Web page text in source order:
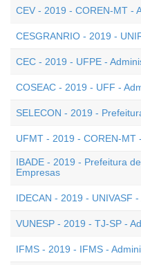
CEV - 2019 - COREN-MT -
CESGRANRIO - 2019 -
CEC - 2019 - UFPE -
COSEAC - 2019 - UFF -
SELECON - 2019 -
UFMT - 2019 - COREN-MT
IBADE - 2019 - Prefeitura
Empresas
IDECAN - 2019 - UNIVASF
VUNESP - 2019 - TJ-SP -
IFMS - 2019 - IFMS -